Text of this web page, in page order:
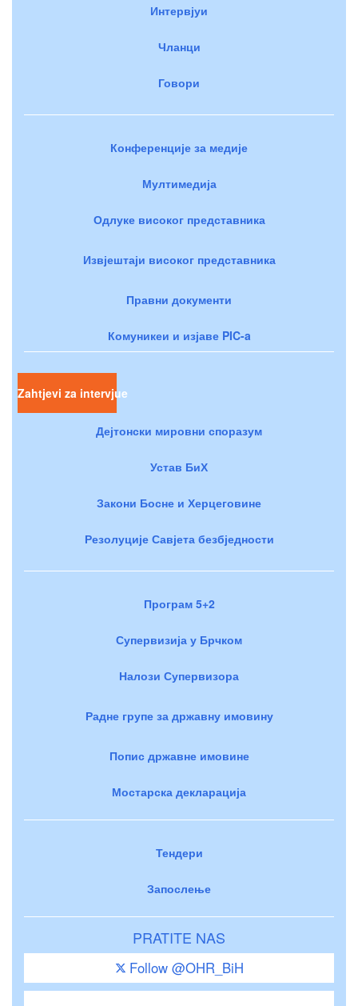
Интервјуи
Чланци
Говори
Конференције за медије
Мултимедија
Одлуке високог представника
Извјештаји високог представника
Правни документи
Комуникеи и изјаве PIC-a
Zahtjevi za intervjue
Дејтонски мировни споразум
Устав БиХ
Закони Босне и Херцеговине
Резолуције Савјета безбједности
Програм 5+2
Супервизија у Брчком
Налози Супервизора
Радне групе за државну имовину
Попис државне имовине
Мостарска декларација
Тендери
Запослење
PRATITE NAS
Follow @OHR_BiH